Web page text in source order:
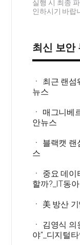
실행 시 최종
인하시기 바랍
최신 보안
ㆍ 최근 랜
뉴스
ㆍ 매그니베
안뉴스
ㆍ 블랙캣
스
ㆍ 중요 데
할까?_IT동아
ㆍ 美 방산
ㆍ 김영식
야"_디지털